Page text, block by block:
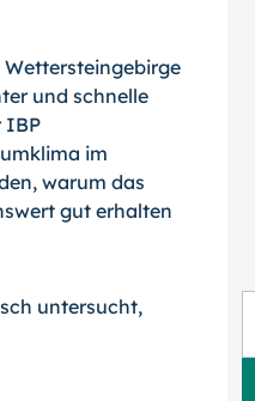
und schnelle
IBP
im
warum das
gut erhalten
untersucht,